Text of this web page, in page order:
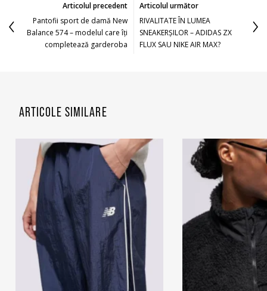
Articolul precedent
Pantofii sport de damă New
Balance 574 – modelul care îți
completează garderoba
Articolul următor
RIVALITATE ÎN LUMEA
SNEAKERȘILOR – ADIDAS ZX
FLUX SAU NIKE AIR MAX?
ARTICOLE SIMILARE